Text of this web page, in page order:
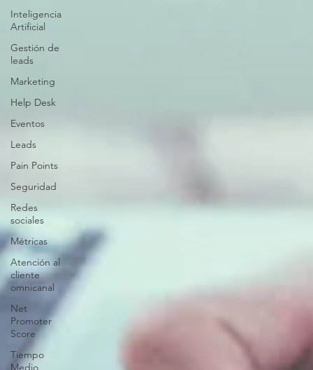
Inteligencia
Artificial
Gestión de
leads
Marketing
Help Desk
Eventos
Leads
Pain Points
Seguridad
Redes
sociales
Métricas
Atención al
cliente
omnicanal
Net
Promoter
Score
Tiempo
Medio